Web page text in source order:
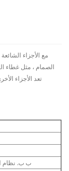
الصمام ، مثل غطاء
ب ب. نظام